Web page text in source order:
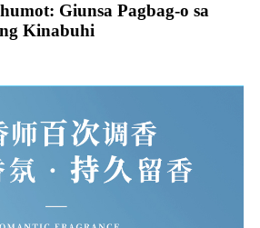
Giunsa Pagbag-o sa
Kinabuhi